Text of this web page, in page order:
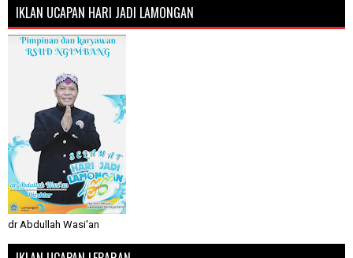
IKLAN UCAPAN HARI JADI LAMONGAN
dr Abdullah Wasi'an